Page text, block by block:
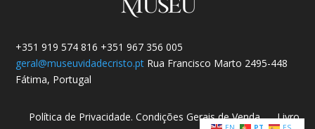
+351 919 574 816 +351 967 356 005
geral@museuvidadecristo.pt Rua Francisco Marto 2495-448
Fátima, Portugal
Política de Privacidade. Condições Gerais de VendaLivro